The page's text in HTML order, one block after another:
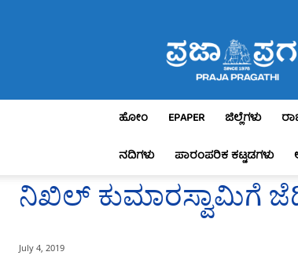
Pragathi
ಹೋಂ EPAPER ಜಿಲ್ಲೆಗಳು
ನದಿಗಳು
ಪಾರಂಪರಿಕ ಕಟ್ಟಡಗಳು
ನಿಖಿಲ್ ಕುಮಾರಸ್ವಾಮಿಗೆ
July 4, 2019